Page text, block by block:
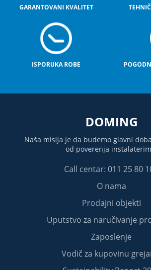
GARANTOVANI KVALITET
ISPORUKA ROBE
DOMING
Naša misija je da budemo glavni
od poverenja
Call centar: 011 25 80
O nama
Prodajni objekti
Uputstvo za naručivanje
Zaposlenje
Vodič za kupovinu